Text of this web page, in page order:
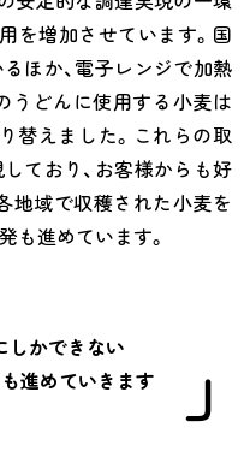
を増加させています。国
ほか、電子レンジで加熱
うどんに使用する小麦は
替えました。これらの取
ており、お客様からも好
地域で収穫された小麦を
も進めています。
かできない
も進めていきます